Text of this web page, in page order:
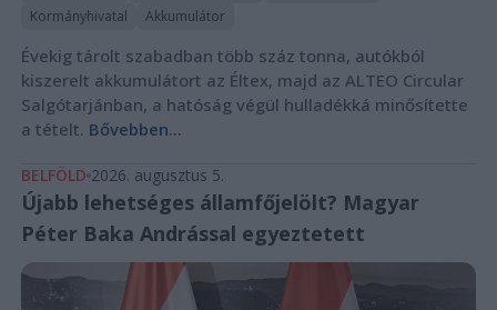
Kormányhivatal
Akkumulátor
Évekig tárolt szabadban több száz tonna, autókból
kiszerelt akkumulátort az Éltex, majd az ALTEO Circular
Salgótarjánban, a hatóság végül hulladékká minősítette
a tételt. Bővebben...
BELFÖLD 2026. augusztus 5.
Újabb lehetséges államfőjelölt? Magyar
Péter Baka Andrással egyeztetett